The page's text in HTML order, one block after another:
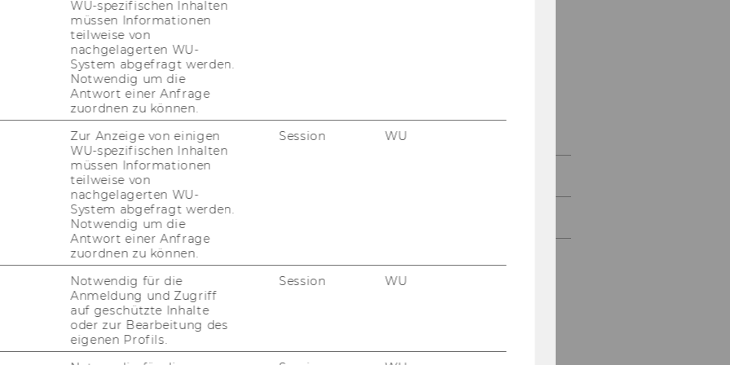
Uni­ver­si­tät Wien (So­zio­lo­gie, Phi­lo­so­
und Lehr­tä­tig­keit an meh­re­
As­sis­tent, 1979 Er­nen­nung zu a.o. Univ.
an der neu ge­grün­de­ten Ver­wal­
an der Wirt­schafts­uni­ver­si­tät Wien,
Forschungsassistenz
WU-spezifischen Inhalten
müssen Informationen
teilweise von
nachgelagerten WU-
System abgefragt werden.
Notwendig um die
Antwort einer Anfrage
zuordnen zu können.
Zur Anzeige von einigen
WU-spezifischen Inhalten
müssen Informationen
teilweise von
nachgelagerten WU-
System abgefragt werden.
Notwendig um die
Antwort einer Anfrage
zuordnen zu können.
Session WU
Notwendig für die
Anmeldung und Zugriff
auf geschützte Inhalte
oder zur Bearbeitung des
eigenen Profils.
Session WU